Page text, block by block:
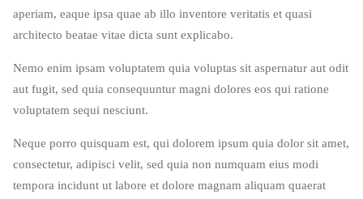
aperiam, eaque ipsa quae ab illo inventore veritatis et quasi
architecto beatae vitae dicta sunt explicabo.
Nemo enim ipsam voluptatem quia voluptas sit aspernatur aut odit
aut fugit, sed quia consequuntur magni dolores eos qui ratione
voluptatem sequi nesciunt.
Neque porro quisquam est, qui dolorem ipsum quia dolor sit amet,
consectetur, adipisci velit, sed quia non numquam eius modi
tempora incidunt ut labore et dolore magnam aliquam quaerat